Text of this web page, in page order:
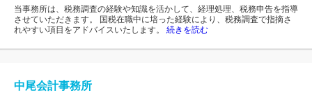
当事務所は、税務調査の経験や知識を活かして、経理処理、税務申告を指導
させていただきます。 国税在職中に培った経験により、税務調査で指摘さ
れやすい項目をアドバイスいたします。 続きを読む
中尾会計事務所